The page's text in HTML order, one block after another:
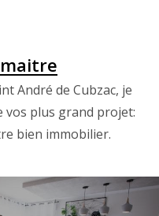
André de Cubzac, je
vos plus grand projet:
bien immobilier.